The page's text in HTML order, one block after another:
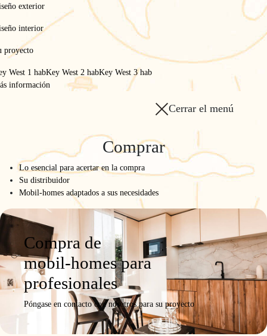
exterior
interior
proyecto
West 1 habKey West 2 habKey West 3 hab
información
Cerrar el menú
Comprar
Lo esencial para acertar en la compra
Su distribuidor
Mobil-homes adaptados a sus necesidades
Compra de
mobil-homes para
profesionales
Póngase en contacto con nosotros para su proyecto
Comprar /
Precio de una casa móvil de lujo
Precio de una casa móvil de
lujo